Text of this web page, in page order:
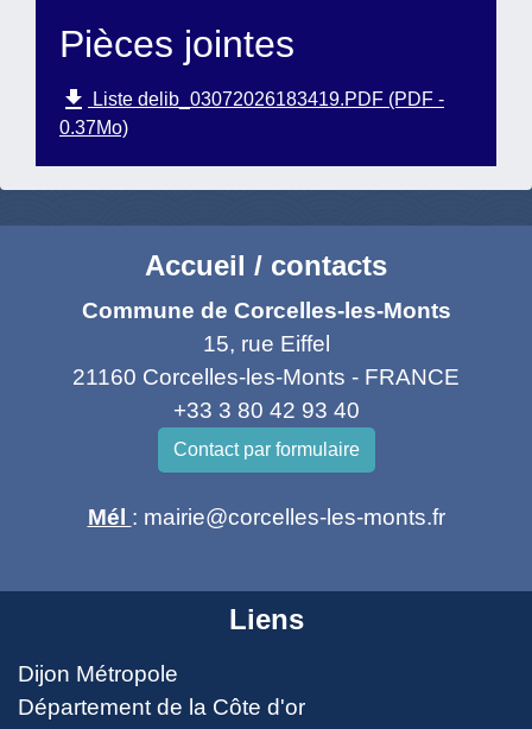
Pièces jointes
file_download
Liste delib_03072026183419.PDF (PDF -
0.37Mo)
Accueil / contacts
Commune de Corcelles-les-Monts
15, rue Eiffel
21160 Corcelles-les-Monts - FRANCE
+33 3 80 42 93 40
Contact par formulaire
Mél : mairie@corcelles-les-monts.fr
Liens
Dijon Métropole
Département de la Côte d'or